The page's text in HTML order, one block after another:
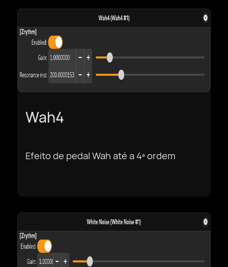
bahasa Indonesia
Italiano
日本語
한국어
македонски
Polski
Wah4
Efeito de pedal Wah até a 4ª ordem